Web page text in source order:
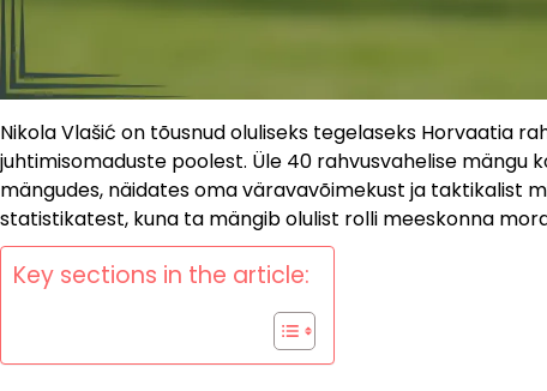
Nikola Vlašić on tõusnud oluliseks tegelaseks Horvaatia
juhtimisomaduste poolest. Üle 40 rahvusvahelise mängu
mängudes, näidates oma väravavõimekust ja taktikalist
statistikatest, kuna ta mängib olulist rolli meeskonna
Key sections in the article: